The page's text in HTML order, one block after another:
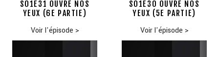
S01E31 OUVRE NOS
YEUX (6E PARTIE)
Voir l'épisode >
S01E30 OUVRE NOS
YEUX (5E PARTIE)
Voir l'épisode >